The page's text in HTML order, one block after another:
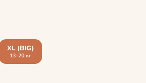
XL (BIG)
13–20 кг